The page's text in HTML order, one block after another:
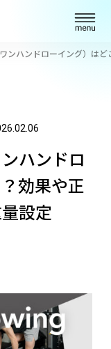
ンハンドローイング）は
ハンドロ
効果や正
設定